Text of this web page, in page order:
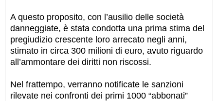
A questo proposito, con l’ausilio delle società
danneggiate, è stata condotta una prima stima del
pregiudizio crescente loro arrecato negli anni,
stimato in circa 300 milioni di euro, avuto riguardo
all’ammontare dei diritti non riscossi.
Nel frattempo, verranno notificate le sanzioni
rilevate nei confronti dei primi 1000 “abbonati”